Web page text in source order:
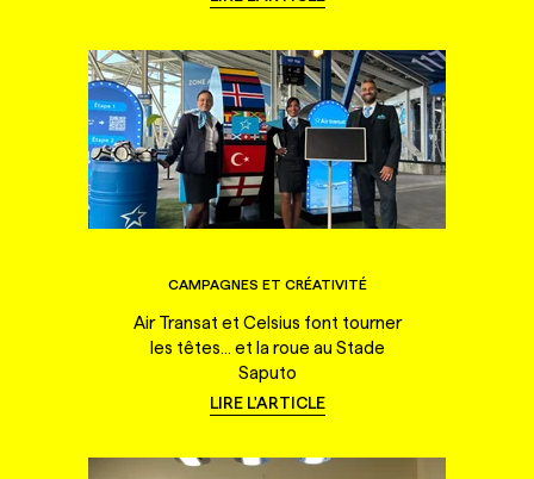
CAMPAGNES ET CRÉATIVITÉ
Air Transat et Celsius font tourner
les têtes... et la roue au Stade
Saputo
LIRE L'ARTICLE